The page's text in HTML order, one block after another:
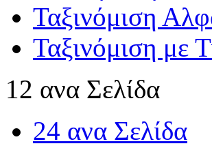
Ταξινόμιση
Ταξινόμιση με
12 ανα Σελίδα
24 ανα Σελίδα